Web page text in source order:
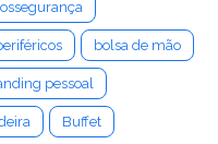
bolsa de mão
pessoal
Buffet